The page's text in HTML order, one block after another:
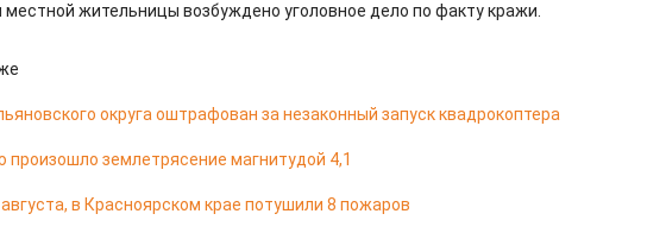
местной жительницы возбуждено уголовное дело по факту кражи.
округа оштрафован за незаконный запуск квадрокоптера
произошло землетрясение магнитудой 4,1
августа, в Красноярском крае потушили 8 пожаров